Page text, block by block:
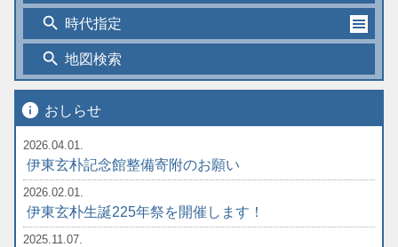
search 時代指定
search 地図検索
info おしらせ
2026.04.01.
伊東玄朴記念館整備寄附のお願い
2026.02.01.
伊東玄朴生誕225年祭を開催します！
2025.11.07.